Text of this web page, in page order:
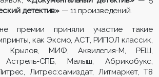
детектив»— 11 произведений.
премии приняли участие такие
как Эксмо, АСТ, РИПОЛ классик,
Крылов, МИФ, Аквилегия-М, РЕШ,
Астрель-СПБ, Малыш, Абрикобукс,
Литрес:самиздат, Литмаркет, Т8